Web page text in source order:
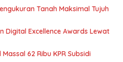
Tanah Maksimal Tujuh
Digital Excellence Awards Lewat
62 Ribu KPR Subsidi